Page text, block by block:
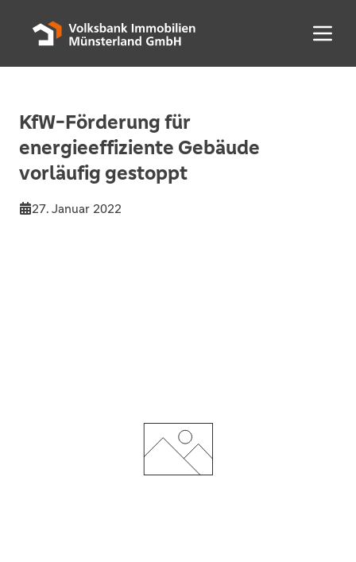
Menü
KfW-Förderung für
energieeffiziente Gebäude
vorläufig gestoppt
27. Januar 2022